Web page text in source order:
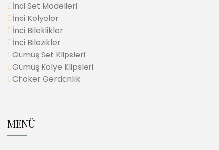
İnci Set Modelleri
İnci Kolyeler
İnci Bileklikler
İnci Bilezikler
Gümüş Set Klipsleri
Gümüş Kolye Klipsleri
Choker Gerdanlık
MENÜ